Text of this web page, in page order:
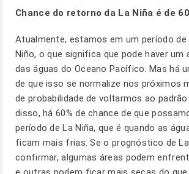
Chance do retorno da La Niña é de
Atualmente, estamos em um período de
Niño, o que significa que pode haver um
das águas do Oceano Pacífico. Mas há
de que isso se normalize nos próximos
de probabilidade de voltarmos ao padrão
disso, há 60% de chance de que
período de La Niña, que é quando as
ficam mais frias. Se o prognóstico de
confirmar, algumas áreas podem